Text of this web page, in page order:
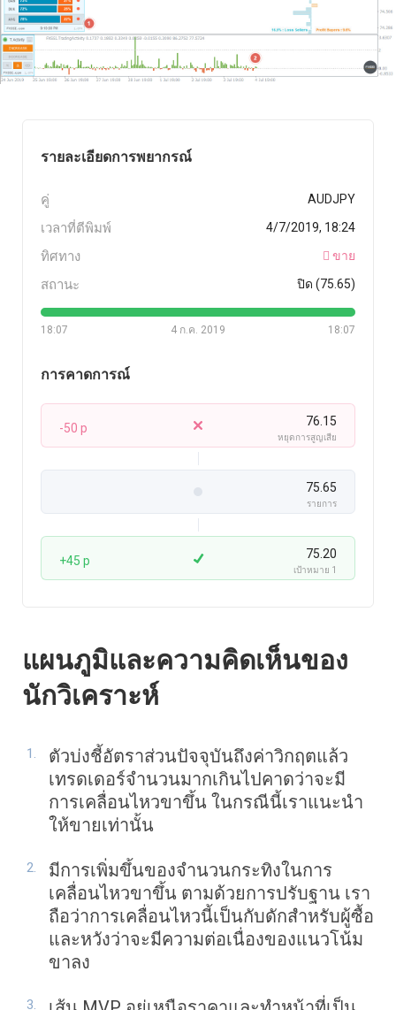
รายละเอียดการพยากรณ์
คู่ AUDJPY
เวลาที่ตีพิมพ์ 4/7/2019, 18:24
ทิศทาง ขาย
สถานะ ปิด (75.65)
18:07 18:07
4 ก.ค. 2019
การคาดการณ์
-50 p 76.15
หยุดการสูญเสีย
75.65
รายการ
+45 p 75.20
เป้าหมาย 1
แผนภูมิและความคิดเห็นของ
นักวิเคราะห์
ตัวบ่งชี้อัตราส่วนปัจจุบันถึงค่าวิกฤตแล้ว
เทรดเดอร์จำนวนมากเกินไปคาดว่าจะมี
การเคลื่อนไหวขาขึ้น ในกรณีนี้เราแนะนำ
ให้ขายเท่านั้น
มีการเพิ่มขึ้นของจำนวนกระทิงในการ
เคลื่อนไหวขาขึ้น ตามด้วยการปรับฐาน เรา
ถือว่าการเคลื่อนไหวนี้เป็นกับดักสำหรับผู้ซื้อ
และหวังว่าจะมีความต่อเนื่องของแนวโน้ม
ขาลง